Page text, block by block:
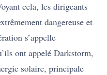
cela, les dirigeants
dangereuse et
s’appelle
ont appelé Darkstorm,
solaire, principale